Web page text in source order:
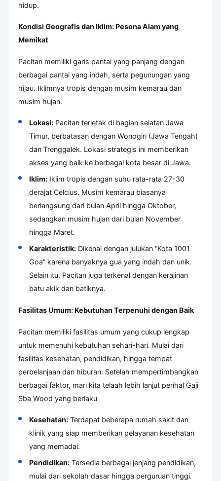
hidup.
Kondisi Geografis dan Iklim: Pesona Alam yang
Memikat
Pacitan memiliki garis pantai yang panjang dengan
berbagai pantai yang indah, serta pegunungan yang
hijau. Iklimnya tropis dengan musim kemarau dan
musim hujan.
Lokasi:Pacitan terletak di bagian selatan Jawa
Timur, berbatasan dengan Wonogiri (Jawa Tengah)
dan Trenggalek. Lokasi strategis ini memberikan
akses yang baik ke berbagai kota besar di Jawa.
Iklim:Iklim tropis dengan suhu rata-rata 27-30
derajat Celcius. Musim kemarau biasanya
berlangsung dari bulan April hingga Oktober,
sedangkan musim hujan dari bulan November
hingga Maret.
Karakteristik:Dikenal dengan julukan “Kota 1001
Goa” karena banyaknya gua yang indah dan unik.
Selain itu, Pacitan juga terkenal dengan kerajinan
batu akik dan batiknya.
Fasilitas Umum: Kebutuhan Terpenuhi dengan Baik
Pacitan memiliki fasilitas umum yang cukup lengkap
untuk memenuhi kebutuhan sehari-hari. Mulai dari
fasilitas kesehatan, pendidikan, hingga tempat
perbelanjaan dan hiburan. Setelah mempertimbangkan
berbagai faktor, mari kita telaah lebih lanjut perihal Gaji
Sba Wood yang berlaku
Kesehatan:Terdapat beberapa rumah sakit dan
klinik yang siap memberikan pelayanan kesehatan
yang memadai.
Pendidikan:Tersedia berbagai jenjang pendidikan,
mulai dari sekolah dasar hingga perguruan tinggi.